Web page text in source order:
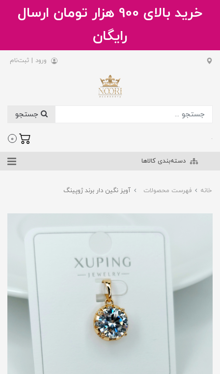
خرید بالای 900 هزار تومان ارسال
رایگان
ورود | ثبت‌نام
.
0
دسته‌بندی کالاها
خانه فهرست محصولات آویز نگین دار برند ژوپینگ